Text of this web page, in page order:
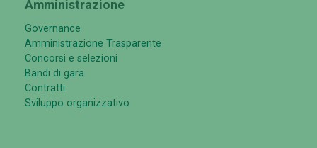
Amministrazione
Governance
Amministrazione Trasparente
Concorsi e selezioni
Bandi di gara
Contratti
Sviluppo organizzativo